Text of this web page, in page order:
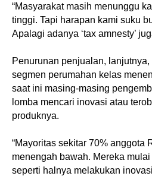
“Masyarakat masih menunggu
tinggi. Tapi harapan kami suku
Apalagi adanya ‘tax amnesty’
Penurunan penjualan,
segmen perumahan kelas
saat ini masing-masing
lomba mencari inovasi atau
produknya.
“Mayoritas sekitar 70% anggota
menengah bawah. Mereka
seperti halnya melakukan